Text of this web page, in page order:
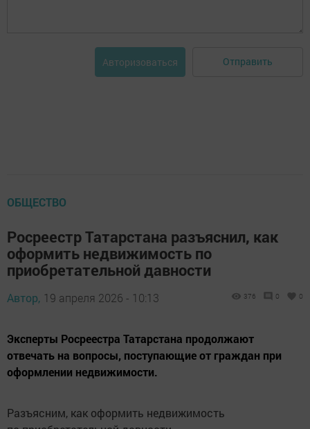
Авторизоваться Отправить
ОБЩЕСТВО
Росреестр Татарстана разъяснил, как
оформить недвижимость по
приобретательной давности
Автор, 19 апреля 2026 - 10:13 376 0 0
Эксперты Росреестра Татарстана продолжают
отвечать на вопросы, поступающие от граждан при
оформлении недвижимости.
Разъясним, как оформить недвижимость